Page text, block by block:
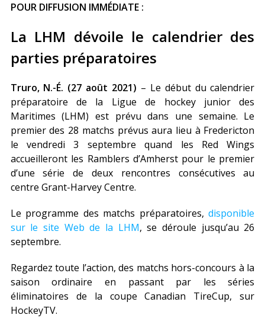
POUR DIFFUSION IMMÉDIATE :
La LHM dévoile le calendrier des
parties préparatoires
Truro, N.-É. (27 août 2021) – Le début du calendrier
préparatoire de la Ligue de hockey junior des
Maritimes (LHM) est prévu dans une semaine. Le
premier des 28 matchs prévus aura lieu à Fredericton
le vendredi 3 septembre quand les Red Wings
accueilleront les Ramblers d’Amherst pour le premier
d’une série de deux rencontres consécutives au
centre Grant-Harvey Centre.
Le programme des matchs préparatoires,disponible
sur le site Web de la LHM, se déroule jusqu’au 26
septembre.
Regardez toute l’action, des matchs hors-concours à la
saison ordinaire en passant par les séries
éliminatoires de la coupe Canadian TireCup, sur
HockeyTV.